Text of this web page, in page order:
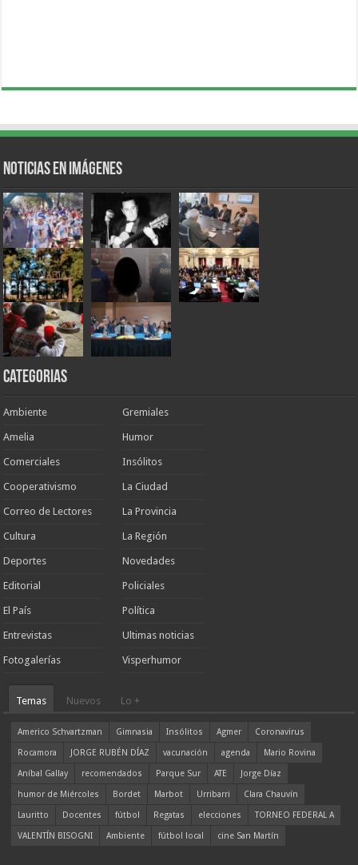
Noticias en Imágenes
Categorias
Ambiente
Amelia
Comerciales
Cooperativismo
Correo de Lectores
Cultura
Deportes
Editorial
El País
Entrevistas
Fotogalerías
Gremiales
Humor
Insólitos
La Ciudad
La Provincia
La Región
Novedades
Policiales
Política
Ultimas noticias
Visperhumor
Temas Nuevos Lo +
Americo Schvartzman Gimnasia Insólitos Agmer
Coronavirus
Rocamora
JORGE RUBÉN DÍAZ vacunación agenda
Mario Rovina
Aníbal Gallay
recomendados Parque Sur ATE
Jorge Díaz
humor de Miércoles
Bordet Marbot Urribarri
Clara Chauvín
Lauritto
Docentes fútbol Regatas elecciones
TORNEO FEDERAL A
VALENTÍN BISOGNI
Ambiente fútbol local cine San Martín